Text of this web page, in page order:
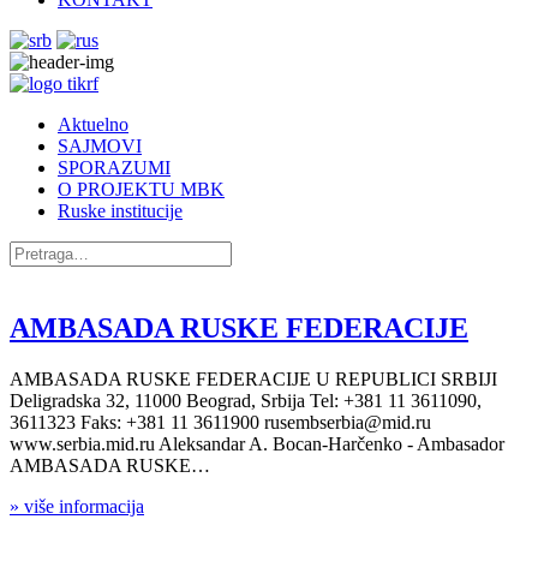
Aktuelno
SAJMOVI
SPORAZUMI
O PROJEKTU MBK
Ruske institucije
AMBASADA RUSKE FEDERACIJE
AMBASADA RUSKE FEDERACIJE U REPUBLICI SRBIJI
Deligradska 32, 11000 Beograd, Srbija Tel: +381 11 3611090,
3611323 Faks: +381 11 3611900 rusembserbia@mid.ru
www.serbia.mid.ru Aleksandar A. Bocan-Harčenko - Ambasador
AMBASADA RUSKE…
» više informacija